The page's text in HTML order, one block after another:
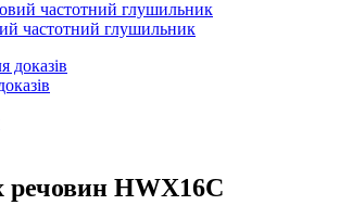
частотний глушильник
речовин HWX16C